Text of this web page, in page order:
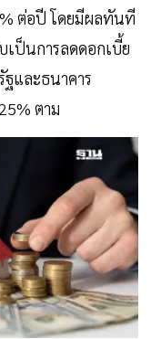
ต่อปี โดยมีผลทันที
ป็นการลดดอกเบี้ย
และธนาคาร
ตาม